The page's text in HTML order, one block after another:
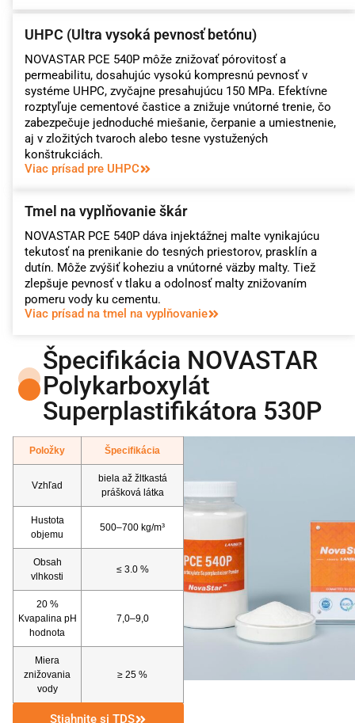
UHPC (Ultra vysoká pevnosť betónu)
NOVASTAR PCE 540P môže znižovať pórovitosť a
permeabilitu, dosahujúc vysokú kompresnú pevnosť v
systéme UHPC, zvyčajne presahujúcu 150 MPa. Efektívne
rozptyľuje cementové častice a znižuje vnútorné trenie, čo
zabezpečuje jednoduché miešanie, čerpanie a umiestnenie,
aj v zložitých tvaroch alebo tesne vystužených
konštrukciách.
Viac prísad pre UHPC
Tmel na vyplňovanie škár
NOVASTAR PCE 540P dáva injektážnej malte vynikajúcu
tekutosť na prenikanie do tesných priestorov, prasklín a
dutín. Môže zvýšiť koheziu a vnútorné väzby malty. Tiež
zlepšuje pevnosť v tlaku a odolnosť malty znižovaním
pomeru vody ku cementu.
Viac prísad na tmel na vyplňovanie
Špecifikácia NOVASTAR
Polykarboxylát
Superplastifikátora 530P
Položky Špecifikácia
Vzhľad
biela až žltkastá
prášková látka
Hustota
objemu
500–700 kg/m³
Obsah
vlhkosti
≤ 3.0 %
20 %
Kvapalina pH
hodnota
7,0–9,0
Miera
znižovania
vody
≥ 25 %
Stiahnite si TDS